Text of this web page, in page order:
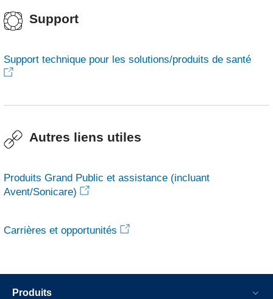
Support
Support technique pour les solutions/produits de santé
Autres liens utiles
Produits Grand Public et assistance (incluant
Avent/Sonicare)
Carrières et opportunités
Produits